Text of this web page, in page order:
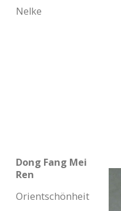
Nelke
Dong Fang Mei
Ren
Orientschönheit